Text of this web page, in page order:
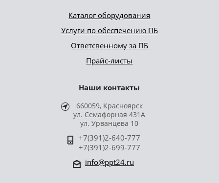
Каталог оборудования
Услуги по обеспечению ПБ
Ответсвенному за ПБ
Прайс-листы
Наши контакты
660059, Красноярск
ул. Семафорная 431А
ул. Урванцева 10
+7(391)2-640-777
+7(391)2-699-777
info@ppt24.ru